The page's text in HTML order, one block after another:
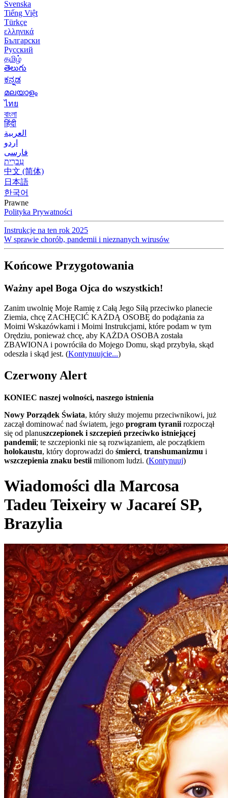
Svenska
Tiếng Việt
Türkçe
ελληνικά
Български
Русский
தமிழ்
తెలుగు
ಕನ್ನಡ
മലയാളം
ไทย
বাংলা
हिंदी
العربية
اردو
فارسی
עִברִית
中文 (简体)
日本語
한국어
Prawne
Polityka Prywatności
Instrukcje na ten rok 2025
W sprawie chorób, pandemii i nieznanych wirusów
Końcowe Przygotowania
Ważny apel Boga Ojca do wszystkich!
Zanim uwolnię Moje Ramię z Całą Jego Siłą przeciwko planecie
Ziemia, chcę ZACHĘCIĆ KAŻDĄ OSOBĘ do podążania za
Moimi Wskazówkami i Moimi Instrukcjami, które podam w tym
Orędziu, ponieważ chcę, aby KAŻDA OSOBA została
ZBAWIONA i powróciła do Mojego Domu, skąd przybyła, skąd
odeszła i skąd jest. (Kontynuujcie...)
Czerwony Alert
KONIEC naszej wolności, naszego istnienia
Nowy Porządek Świata, który służy mojemu przeciwnikowi, już
zaczął dominować nad światem, jego program tyranii rozpoczął
się od planuszczepionek i szczepień przeciwko istniejącej
pandemii; te szczepionki nie są rozwiązaniem, ale początkiem
holokaustu, który doprowadzi do śmierci, transhumanizmu i
wszczepienia znaku bestii milionom ludzi. (Kontynuuj)
Wiadomości dla Marcosa
Tadeu Teixeiry w Jacareí SP,
Brazylia